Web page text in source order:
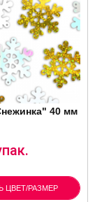
40 мм
ЦВЕТ/РАЗМЕР